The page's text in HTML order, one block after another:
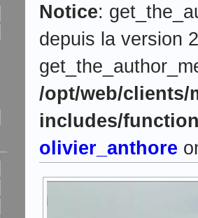
Notice:
depuis la version
/opt/web/clients/
includes/
olivier_anthore